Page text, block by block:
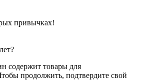
привычках!
содержит товары для
продолжить, подтвердите свой